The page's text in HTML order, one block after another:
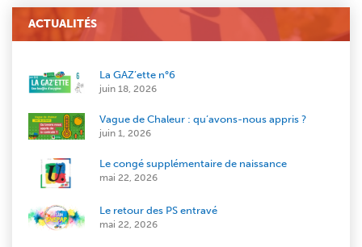
ACTUALITÉS
La GAZ’ette n°6
juin 18, 2026
Vague de Chaleur : qu’avons-nous appris ?
juin 1, 2026
Le congé supplémentaire de naissance
mai 22, 2026
Le retour des PS entravé
mai 22, 2026